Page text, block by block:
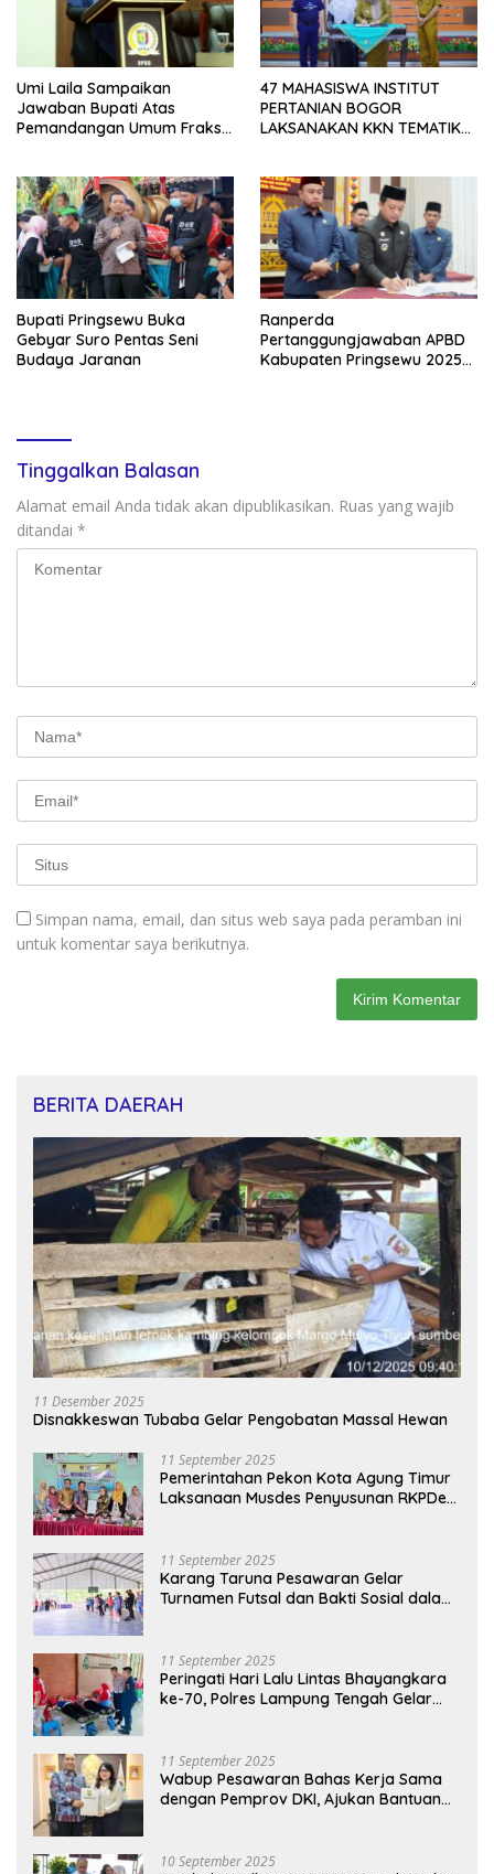
Umi Laila Sampaikan
Jawaban Bupati Atas
Pemandangan Umum Fraksi-
47 MAHASISWA INSTITUT
PERTANIAN BOGOR
LAKSANAKAN KKN TEMATIK
Bupati Pringsewu Buka
Gebyar Suro Pentas Seni
Budaya Jaranan
Ranperda
Pertanggungjawaban APBD
Kabupaten Pringsewu 2025
Tinggalkan Balasan
Alamat email Anda tidak akan dipublikasikan. Ruas yang wajib
ditandai *
Simpan nama, email, dan situs web saya pada peramban ini
untuk komentar saya berikutnya.
BERITA DAERAH
11 Desember 2025
Disnakkeswan Tubaba Gelar Pengobatan Massal Hewan
11 September 2025
Pemerintahan Pekon Kota Agung Timur
Laksanaan Musdes Penyusunan RKPDes
11 September 2025
Karang Taruna Pesawaran Gelar
Turnamen Futsal dan Bakti Sosial dalam
11 September 2025
Peringati Hari Lalu Lintas Bhayangkara
ke-70, Polres Lampung Tengah Gelar
11 September 2025
Wabup Pesawaran Bahas Kerja Sama
dengan Pemprov DKI, Ajukan Bantuan
10 September 2025